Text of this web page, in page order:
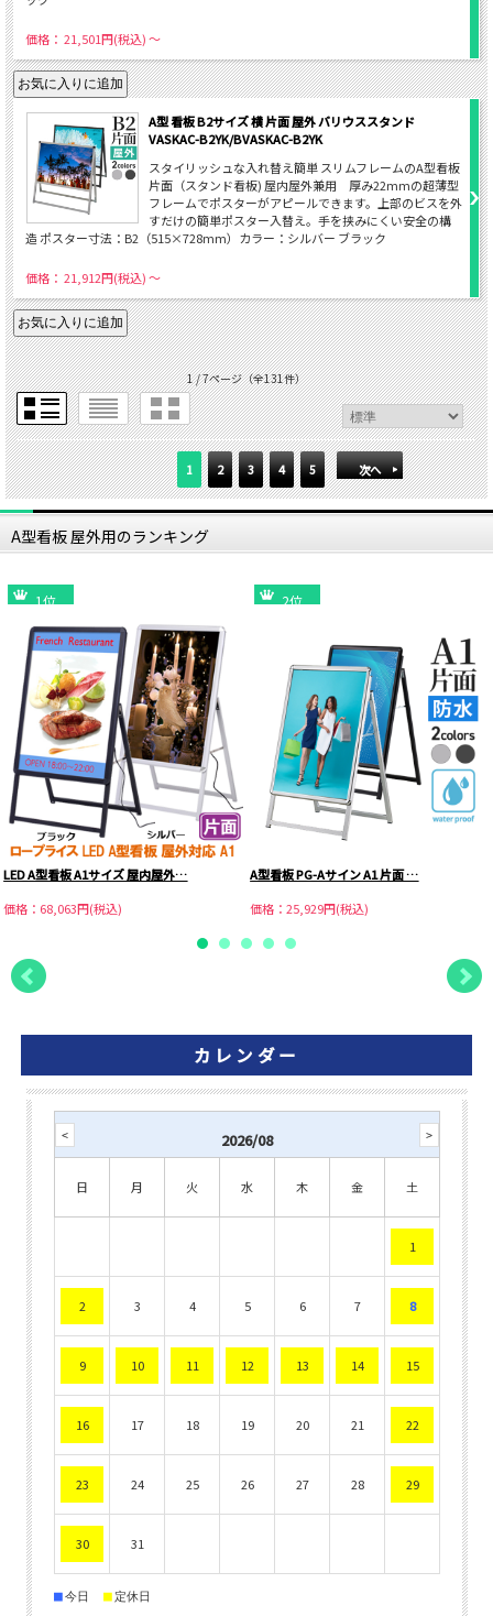
価格： 21,501円(税込)～
A型 看板 B2サイズ 横 片面 屋外 バリウススタンド
VASKAC-B2YK/BVASKAC-B2YK
スタイリッシュな入れ替え簡単 スリムフレームのA型看板
片面（スタンド看板) 屋内屋外兼用 厚み22mmの超薄型
フレームでポスターがアピールできます。上部のビスを外
すだけの簡単ポスター入替え。手を挟みにくい安全の構
造 ポスター寸法：B2（515×728mm）カラー：シルバー ブラック
価格： 21,912円(税込)～
1 / 7ページ（全131件）
1 2 3 4 5 次へ
A型看板 屋外用のランキング
1位
LED A型看板 A1サイズ 屋内屋外…
価格：68,063円(税込)
2位
A型看板 PG-Aサイン A1 片面 …
価格：25,929円(税込)
カレンダー